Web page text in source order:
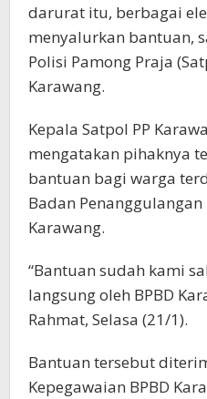
darurat itu, berbagai
menyalurkan bantuan,
Polisi Pamong Praja
Karawang.
Kepala Satpol PP
mengatakan pihaknya
bantuan bagi warga
Badan Penanggulangan
Karawang.
“Bantuan sudah kami
langsung oleh BPBD
Rahmat, Selasa (21/1).
Bantuan tersebut
Kepegawaian BPBD